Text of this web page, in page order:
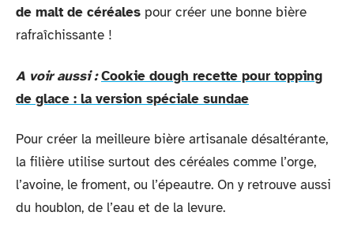
de malt de céréales pour créer une bonne bière
rafraîchissante !
A voir aussi : Cookie dough recette pour topping
de glace : la version spéciale sundae
Pour créer la meilleure bière artisanale désaltérante,
la filière utilise surtout des céréales comme l’orge,
l’avoine, le froment, ou l’épeautre. On y retrouve aussi
du houblon, de l’eau et de la levure.